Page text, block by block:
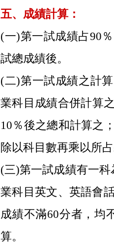
五、成績計算：
(一)第一試成績占90
試總成績後。
(二)第一試成績之計
業科目成績合併計算
10％後之總和計算之
除以科目數再乘以所
(三)第一試成績有一
業科目英文、英語會
成績不滿60分者，均
算。